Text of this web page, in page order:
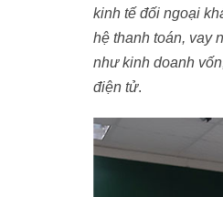
kinh tế đối ngoại
hệ thanh toán, vay
như kinh doanh
điện tử.